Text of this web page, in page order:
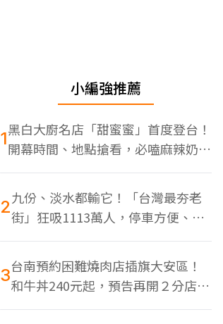
小編強推薦
1黑白大廚名店「甜蜜蜜」首度登台！
開幕時間、地點搶看，必嗑麻辣奶油
蝦
2九份、淡水都輸它！「台灣最夯老
街」狂吸1113萬人，停車方便、特
色美食多
3台南預約困難燒肉店插旗大安區！
和牛丼240元起，預告再開２分店、
地點曝光